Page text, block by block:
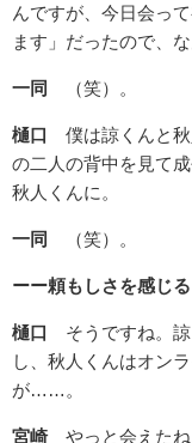
んですが、今日会っ
ます」だったので、
一同 （笑）。
樋口
僕は諒くんと秋
の二人の背中を見て
秋人くんに。
一同 （笑）。
ーー頼もしさを感じ
樋口
そうですね。諒
し、秋人くんはオン
が……。
宮崎やっと会えたね